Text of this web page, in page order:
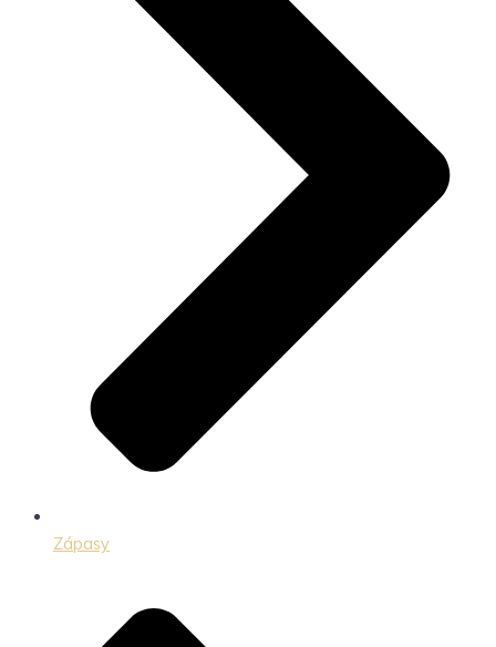
Zápasy